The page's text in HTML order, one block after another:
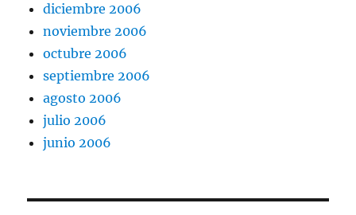
diciembre 2006
noviembre 2006
octubre 2006
septiembre 2006
agosto 2006
julio 2006
junio 2006